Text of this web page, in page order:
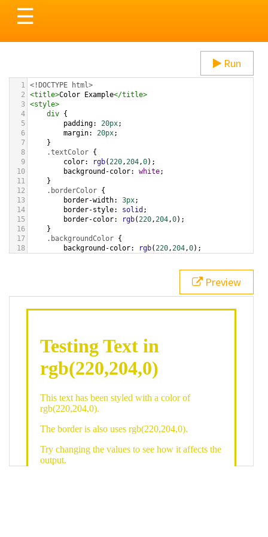
Toggle
navigation
☰
Run
1 <!DOCTYPE html>
2
<title>Color Example</title>
3 <style>
4
div {
5
padding: 20px;
6
margin: 20px;
7
}
8
.textColor {
9
color: rgb(220,204,0);
10
background-color: white;
11
}
12
.borderColor {
13
border-width: 3px;
14
border-style: solid ;
15
border-color: rgb(220,204,0);
16
}
17
.backgroundColor {
18
background-color: rgb(220,204,0);
bottom ,
white, rgb(220,204,0));
div class="textColor borderColor"
< h1>Testing Text in rgb(220,204,0)
Preview